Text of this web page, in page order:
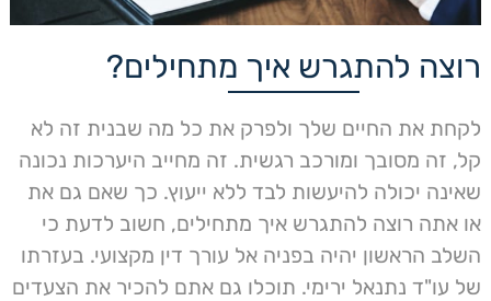
רוצה להתגרש איך מתחילים?
לקחת את החיים שלך ולפרק את כל מה שבנית זה לא
קל, זה מסובך ומורכב רגשית. זה מחייב היערכות נכונה
שאינה יכולה להיעשות לבד ללא ייעוץ. כך שאם גם את
או אתה רוצה להתגרש איך מתחילים, חשוב לדעת כי
השלב הראשון יהיה בפניה אל עורך דין מקצועי. בעזרתו
של עו"ד נתנאל ירימי. תוכלו גם אתם להכיר את הצעדים